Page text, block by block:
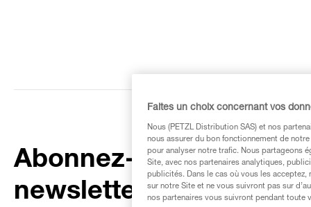
Abonnez-vous à la
newsletter
Faites un choix concernant vos
Nous (PETZL Distribution SAS) et nos
nous assurer du bon fonctionnement de
pour analyser notre trafic. Nous partageons
Site, avec nos partenaires analytiques,
publicités. Dans le cas où vous les
sur notre Site et ne vous suivront pas sur
nos partenaires vous suivront pendant toute